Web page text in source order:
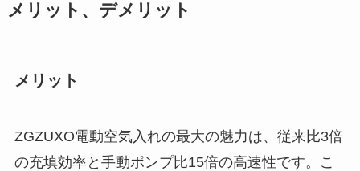
メリット、デメリット
メリット
ZGZUXO電動空気入れの最大の魅力は、従来比3倍
の充填効率と手動ポンプ比15倍の高速性です。こ